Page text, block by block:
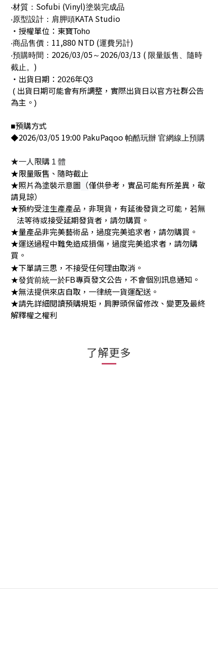
‧材質： Sofubi (Vinyl)塗裝完成品
‧原型設計：肩胛頭KATA Studio
‧授權單位：東寶Toho
‧商品售價： 11,880 NTD (運費另計)
‧預購時間： 2026/03/05～ 2026/03/13 ( 限量販售、隨時
截止。 )
‧出貨日期： 2026年Q3
( 出貨日期可能會有所調整，實際出貨日以官方社群公告
為主。 )
■預購方式
◆2026/03/05 19:00 PakuPaqoo 帕酷玩辦 官網線上預購
★一人限購 1 體
★限量販售、隨時截止
★照片為塗裝示意圖 （僅供參考，實品可能有所差異，敬
請見諒）
★預約受注生產產品，非現貨，有延後發貨之可能，若無
法等待或接受延期發貨者，請勿購買。
★量產品非完美藝術品，過度完美追求者，請勿購買。
★運送過程中難免造成損傷，過度完美追求者，請勿購
買。
★下單請三思，不接受任何理由取消。
★發貨前統一於FB專頁發文公告，不會個別訊息通知。
★無法提供來店自取，一律統一貨運配送。
★請先詳細閱讀預購規矩，肩胛頭保留修改、變更及最終
解釋權之權利
了解更多